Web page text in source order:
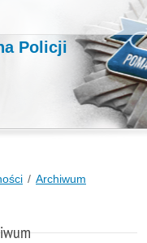
Policji
Archiwum